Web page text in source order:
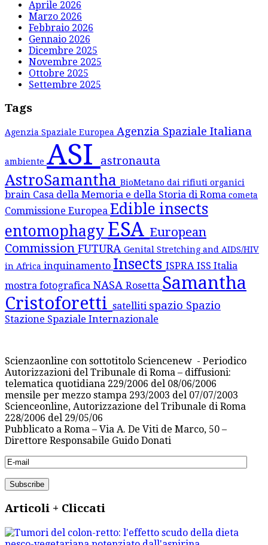
Aprile 2026
Marzo 2026
Febbraio 2026
Gennaio 2026
Dicembre 2025
Novembre 2025
Ottobre 2025
Settembre 2025
Tags
Agenzia Spaziale Europea Agenzia Spaziale Italiana
ambiente ASI astronauta
AstroSamantha BioMetano dai rifiuti organici
brain Casa della Memoria e della Storia di Roma cometa
Commissione Europea Edible insects
entomophagy ESA European
Commission FUTURA Genital Stretching and AIDS/HIV
in Africa inquinamento Insects ISPRA ISS Italia
mostra fotografica NASA Rosetta Samantha
Cristoforetti satelliti spazio Spazio
Stazione Spaziale Internazionale
Scienzaonline con sottotitolo Sciencenew - Periodico
Autorizzazioni del Tribunale di Roma – diffusioni:
telematica quotidiana 229/2006 del 08/06/2006
mensile per mezzo stampa 293/2003 del 07/07/2003
Scienceonline, Autorizzazione del Tribunale di Roma
228/2006 del 29/05/06
Pubblicato a Roma – Via A. De Viti de Marco, 50 –
Direttore Responsabile Guido Donati
Articoli + Cliccati